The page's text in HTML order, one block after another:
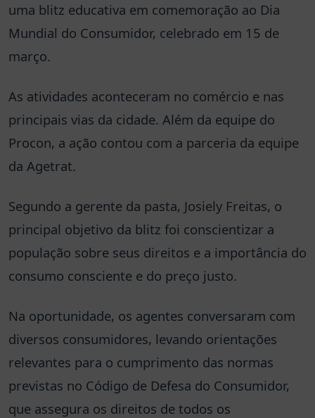
uma blitz educativa em comemoração ao Dia
Mundial do Consumidor, celebrado em 15 de
março.
As atividades aconteceram no comércio e nas
principais vias da cidade. Além da equipe do
Procon, a ação contou com a parceria da equipe
da Agetrat.
Segundo a gerente da pasta, Josiely Freitas, o
principal objetivo da blitz foi conscientizar a
população sobre seus direitos e a importância do
consumo consciente e do preço justo.
Na oportunidade, os agentes conversaram com
diversos consumidores, levando orientações
relevantes para o cumprimento das normas
previstas no Código de Defesa do Consumidor,
que assegura os direitos de todos os